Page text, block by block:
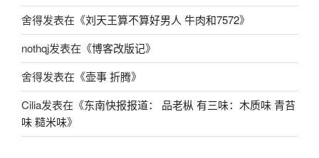
舍得发表在《刘天王算不算好男人 牛肉和7572》
nothqj发表在《博客改版记》
舍得发表在《壶事 折腾》
Cilia发表在《东南快报报道： 品老枞 有三味：木质味 青苔
味 糙米味》